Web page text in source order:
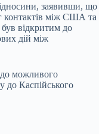
заявивши, що
контактів між США та
відкритим до
дій між
можливого
до Каспійського